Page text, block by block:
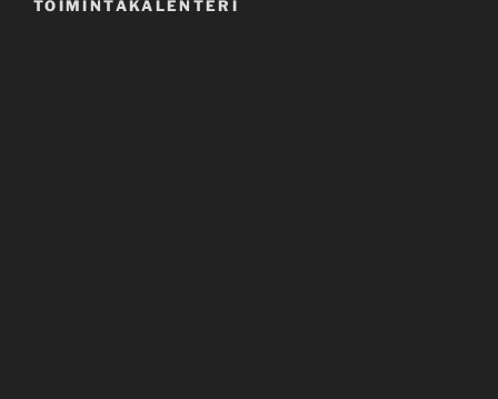
TOIMINTAKALENTERI